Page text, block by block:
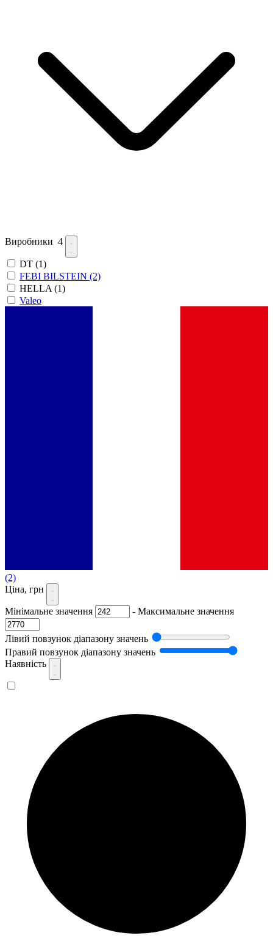
Виробники 4
DT (1)
FEBI BILSTEIN (2)
HELLA (1)
Valeo
(2)
Ціна, грн
Мінімальне значення - Максимальне значення
Лівий повзунок діапазону значень
Правий повзунок діапазону значень
Наявність